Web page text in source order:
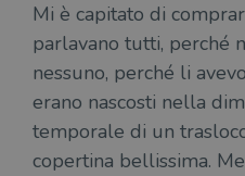
Mi è capitato di
parlavano tutti, perché
nessuno, perché li
erano nascosti nella
temporale di un
copertina bellissima.